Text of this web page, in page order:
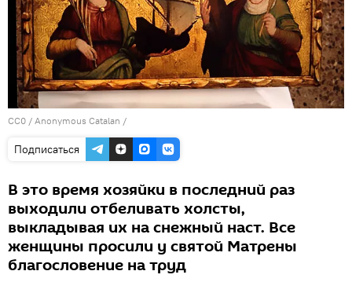
CC0 / Anonymous Catalan /
Подписаться
В это время хозяйки в последний раз
выходили отбеливать холсты,
выкладывая их на снежный наст. Все
женщины просили у святой Матрены
благословение на труд